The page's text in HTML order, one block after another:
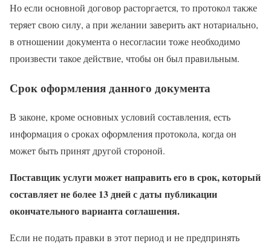
Но если основной договор расторгается, то протокол также
теряет свою силу, а при желании заверить акт нотариально,
в отношении документа о несогласии тоже необходимо
произвести такое действие, чтобы он был правильным.
Срок оформления данного документа
В законе, кроме основных условий составления, есть
информация о сроках оформления протокола, когда он
может быть принят другой стороной.
Поставщик услуги может направить его в срок, который
составляет не более 13 дней с даты публикации
окончательного варианта соглашения.
Если не подать правки в этот период и не предпринять